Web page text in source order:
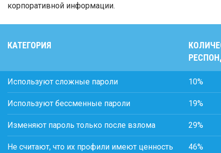
корпоративной информации.
КАТЕГОРИЯ
Используют сложные пароли 10%
Используют бессменные пароли 19%
Изменяют пароль только после взлома 29%
Не считают, что их профили имеют ценность
46%